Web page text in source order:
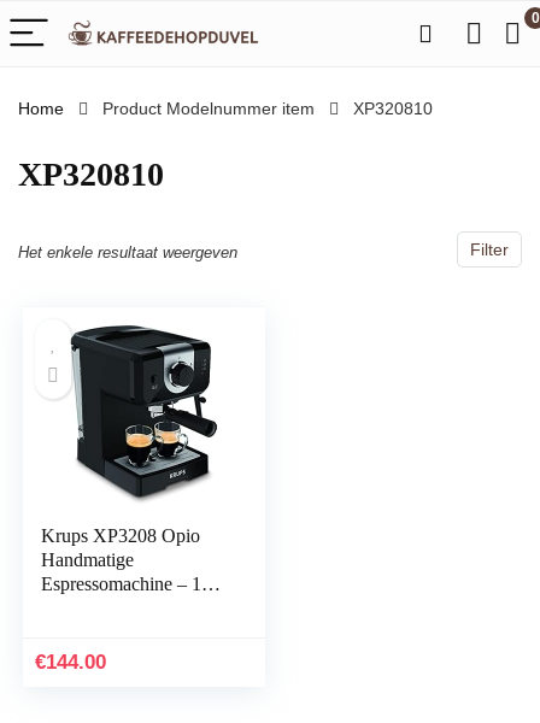
0
Home Product Modelnummer item ‎XP320810
‎XP320810
Filter
Het enkele resultaat weergeven
Krups XP3208 Opio
Handmatige
Espressomachine – 15
cappuccino
€144.00